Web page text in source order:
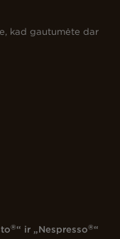
kad gautumėte dar
®“ ir „Nespresso®“